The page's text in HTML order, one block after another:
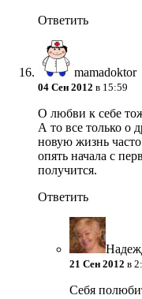
Ответить
mamadoktor
04 Сен 2012 в 15:59
О любви к себе
А то все только о
новую жизнь
опять начала с
получится.
Ответить
21 Сен 2012 в
Себя